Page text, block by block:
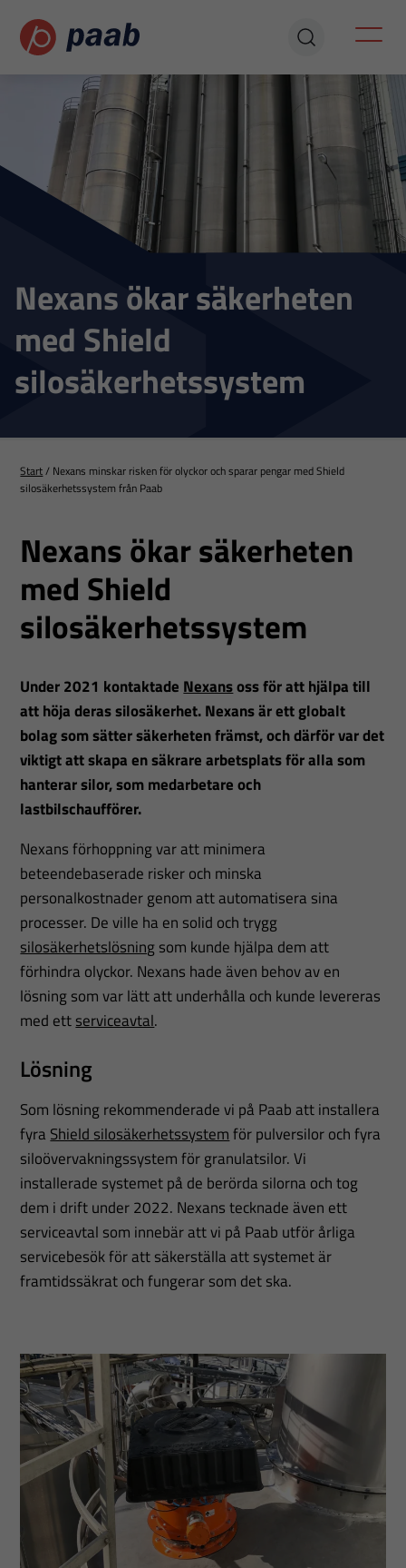
Nexans ökar säkerheten
med Shield
silosäkerhetssystem
Start/ Nexans minskar risken för olyckor och sparar pengar med Shield
silosäkerhetssystem från Paab
Nexans ökar säkerheten
med Shield
silosäkerhetssystem
Under 2021 kontaktade Nexansoss för att hjälpa till
att höja deras silosäkerhet. Nexans är ett globalt
bolag som sätter säkerheten främst, och därför var det
viktigt att skapa en säkrare arbetsplats för alla som
hanterar silor, som medarbetare och
lastbilschaufförer.
Nexans förhoppning var att minimera
beteendebaserade risker och minska
personalkostnader genom att automatisera sina
processer. De ville ha en solid och trygg
silosäkerhetslösningsom kunde hjälpa dem att
förhindra olyckor. Nexans hade även behov av en
lösning som var lätt att underhålla och kunde levereras
med ettserviceavtal.
Lösning
Som lösning rekommenderade vi på Paab att installera
fyra Shield silosäkerhetssystemför pulversilor och fyra
siloövervakningssystem för granulatsilor. Vi
installerade systemet på de berörda silorna och tog
dem i drift under 2022. Nexans tecknade även ett
serviceavtal som innebär att vi på Paab utför årliga
servicebesök för att säkerställa att systemet är
framtidssäkrat och fungerar som det ska.